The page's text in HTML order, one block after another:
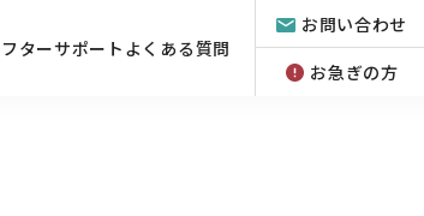
ターサポート よくある質問
お問い合わせ
お急ぎの方